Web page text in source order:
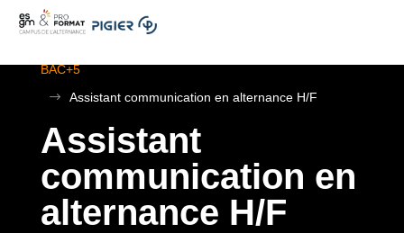
BAC+5
$
Assistant communication en alternance H/F
Assistant
communication en
alternance H/F